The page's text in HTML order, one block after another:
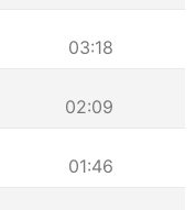
03:18
02:09
01:46